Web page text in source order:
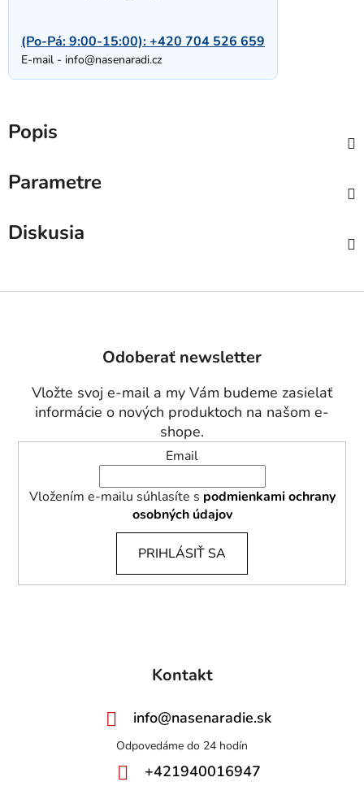
(Po-Pá: 9:00-15:00):+420 704 526 659
E-mail - info@nasenaradi.cz
Popis
Parametre
Diskusia
Odoberať newsletter
Vložte svoj e-mail a my Vám budeme zasielať
informácie o nových produktoch na našom e-
shope.
Email
Vložením e-mailu súhlasíte s podmienkami ochrany
osobných údajov
PRIHLÁSIŤ SA
Kontakt
info@nasenaradie.sk
+421940016947